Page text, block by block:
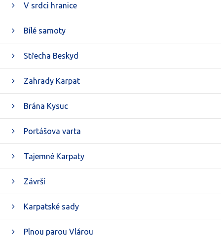
V srdci hranice
Bílé samoty
Střecha Beskyd
Zahrady Karpat
Brána Kysuc
Portášova varta
Tajemné Karpaty
Závrší
Karpatské sady
Plnou parou Vlárou